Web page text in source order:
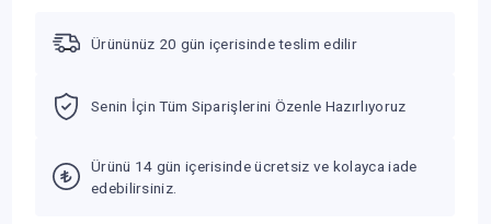
Ürününüz 20 gün içerisinde teslim edilir
Senin İçin Tüm Siparişlerini Özenle Hazırlıyoruz
Ürünü 14 gün içerisinde ücretsiz ve kolayca iade
edebilirsiniz.